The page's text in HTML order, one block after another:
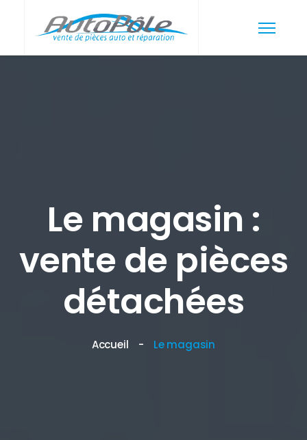
Le magasin :
vente de pièces
détachées
Accueil Le magasin